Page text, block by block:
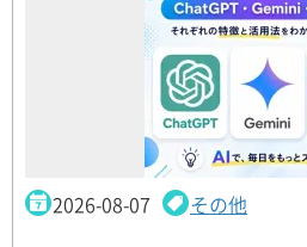
2026-08-07 その他